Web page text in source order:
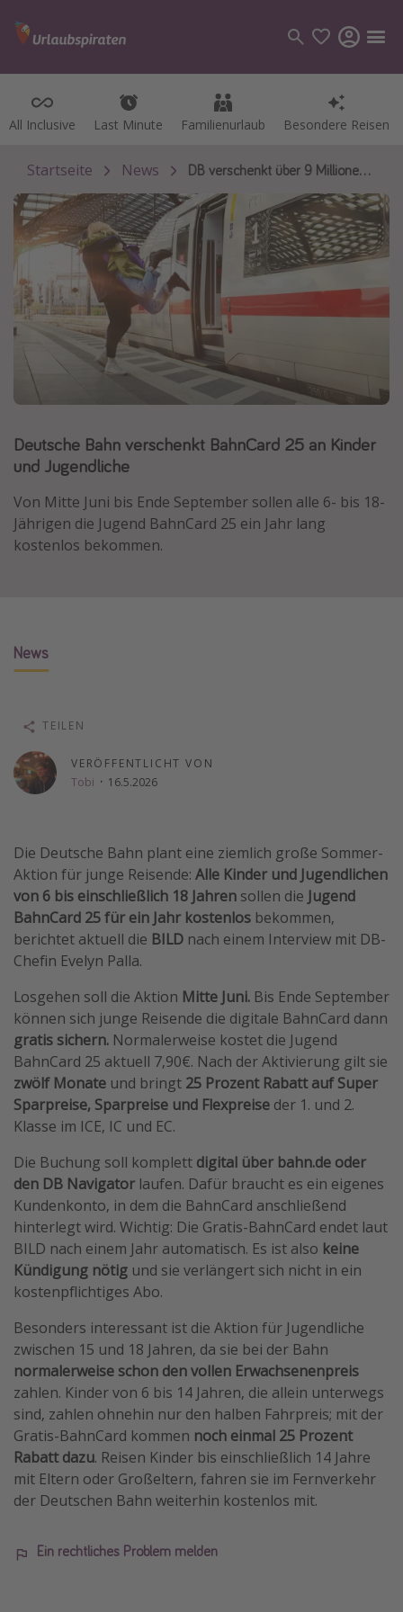
All Inclusive Last Minute Familienurlaub Besondere Reisen
All Inclusive Last Minute Familienurlaub Besondere Reisen
Kategorien
Flüge
Hotel
Pauschalreisen
Kreuzfahrten
Reiseziele
Alle Reiseziele
Bodensee Urlaub
Gozo Urlaub
Goa Urlaub
Kefalonia Urlaub
Krabi Urlaub
Disneyland Paris
Roadtrips
Singlereisen
Strandurlaub
Gruppenreisen
Hotels in Hamburg
Hotels in Amsterdam
Hotels am Achensee
Weitere Themen
Reise Journal
Familienurlaub in der Türkei
Bahnreisen in der Schweiz
Reisepassfreie Reiseziele
Travel Know How
Silvesterreisen
Last Minute Urlaub Mallorca
Last Minute Urlaub Deutschland
Startseite News DB verschenkt über 9 Millionen BahnCards
Deutsche Bahn verschenkt BahnCard 25 an Kinder
und Jugendliche
Von Mitte Juni bis Ende September sollen alle 6- bis 18-
Jährigen die Jugend BahnCard 25 ein Jahr lang
kostenlos bekommen.
News
VERÖFFENTLICHT VON
Tobi · 16.5.2026
TEILEN
Die Deutsche Bahn plant eine ziemlich große Sommer-
Aktion für junge Reisende: Alle Kinder und Jugendlichen
von 6 bis einschließlich 18 Jahren sollen die Jugend
BahnCard 25 für ein Jahr kostenlos bekommen,
berichtet aktuell die BILD nach einem Interview mit DB-
Chefin Evelyn Palla.
Losgehen soll die Aktion Mitte Juni. Bis Ende September
können sich junge Reisende die digitale BahnCard dann
gratis sichern. Normalerweise kostet die Jugend
BahnCard 25 aktuell 7,90€. Nach der Aktivierung gilt sie
zwölf Monate und bringt 25 Prozent Rabatt auf Super
Sparpreise, Sparpreise und Flexpreise der 1. und 2.
Klasse im ICE, IC und EC.
Die Buchung soll komplett digital über bahn.de oder
den DB Navigator laufen. Dafür braucht es ein eigenes
Kundenkonto, in dem die BahnCard anschließend
hinterlegt wird. Wichtig: Die Gratis-BahnCard endet laut
BILD nach einem Jahr automatisch. Es ist also keine
Kündigung nötig und sie verlängert sich nicht in ein
kostenpflichtiges Abo.
Besonders interessant ist die Aktion für Jugendliche
zwischen 15 und 18 Jahren, da sie bei der Bahn
normalerweise schon den vollen Erwachsenenpreis
zahlen. Kinder von 6 bis 14 Jahren, die allein unterwegs
sind, zahlen ohnehin nur den halben Fahrpreis; mit der
Gratis-BahnCard kommen noch einmal 25 Prozent
Rabatt dazu. Reisen Kinder bis einschließlich 14 Jahre
mit Eltern oder Großeltern, fahren sie im Fernverkehr
der Deutschen Bahn weiterhin kostenlos mit.
Ein rechtliches Problem melden